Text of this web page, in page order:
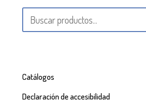
Catálogos
Declaración de accesibilidad